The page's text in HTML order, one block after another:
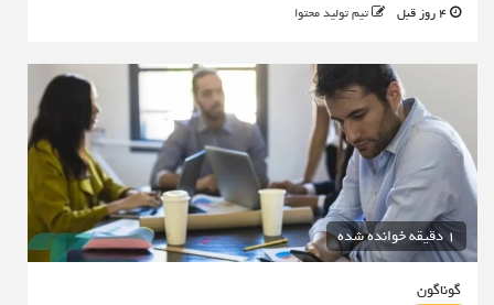
تیم تولید محتوا
1 دقیقه خوانده شده
گوناگون